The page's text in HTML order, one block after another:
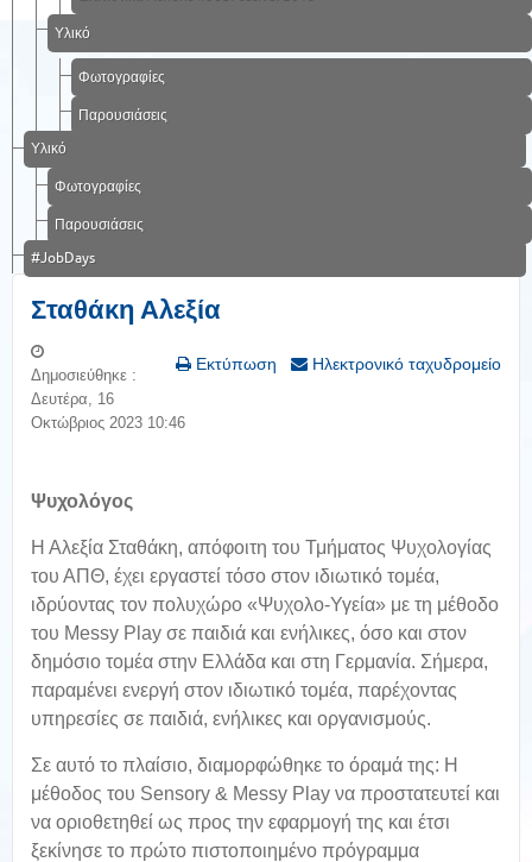
Υλικό
Φωτογραφίες
Παρουσιάσεις
Υλικό
Φωτογραφίες
Παρουσιάσεις
#JobDays
Σταθάκη Αλεξία
Εκτύπωση Ηλεκτρονικό ταχυδρομείο
Δημοσιεύθηκε :
Δευτέρα, 16
Οκτώβριος 2023 10:46
Ψυχολόγος
Η Αλεξία Σταθάκη, απόφοιτη του Τμήματος Ψυχολογίας
του ΑΠΘ, έχει εργαστεί τόσο στον ιδιωτικό τομέα,
ιδρύοντας τον πολυχώρο «Ψυχολο-Υγεία» με τη μέθοδο
του Messy Play σε παιδιά και ενήλικες, όσο και στον
δημόσιο τομέα στην Ελλάδα και στη Γερμανία. Σήμερα,
παραμένει ενεργή στον ιδιωτικό τομέα, παρέχοντας
υπηρεσίες σε παιδιά, ενήλικες και οργανισμούς.
Σε αυτό το πλαίσιο, διαμορφώθηκε το όραμά της: Η
μέθοδος του Sensory & Messy Play να προστατευτεί και
να οριοθετηθεί ως προς την εφαρμογή της και έτσι
ξεκίνησε το πρώτο πιστοποιημένο πρόγραμμα